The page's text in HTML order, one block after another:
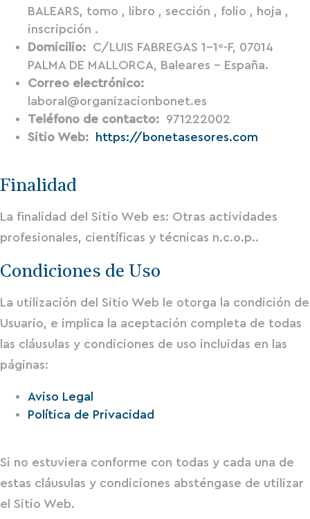
BALEARS, tomo , libro , sección , folio , hoja ,
inscripción .
Domicilio: C/LUIS FABREGAS 1-1º-F, 07014
PALMA DE MALLORCA, Baleares - España.
Correo electrónico:
laboral@organizacionbonet.es
Teléfono de contacto: 971222002
Sitio Web:
https://bonetasesores.com
Finalidad
La finalidad del Sitio Web es: Otras actividades
profesionales, científicas y técnicas n.c.o.p..
Condiciones de Uso
La utilización del Sitio Web le otorga la condición de
Usuario, e implica la aceptación completa de todas
las cláusulas y condiciones de uso incluidas en las
páginas:
Aviso Legal
Política de Privacidad
Si no estuviera conforme con todas y cada una de
estas cláusulas y condiciones absténgase de utilizar
el Sitio Web.